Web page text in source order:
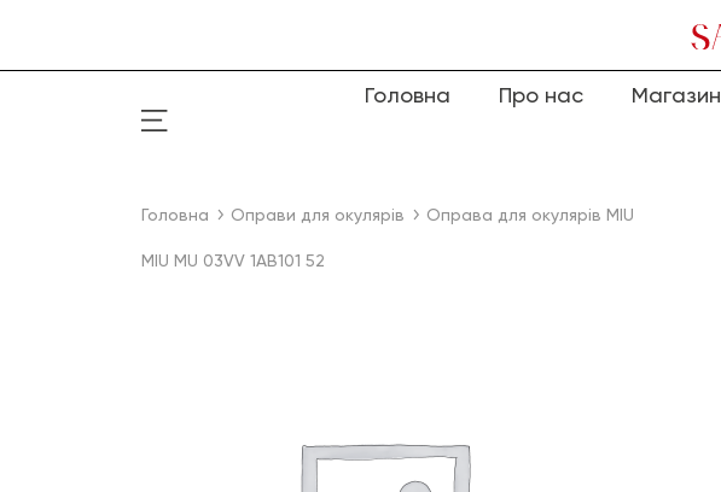
Головна Про нас Магазин
Головна Оправи для окулярів Оправа для окулярів MIU
MIU MU 03VV 1AB101 52